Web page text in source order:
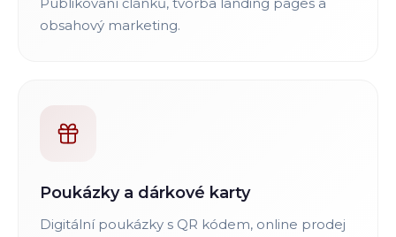
obsahový marketing.
Poukázky a dárkové karty
Digitální poukázky s QR kódem, online prodej